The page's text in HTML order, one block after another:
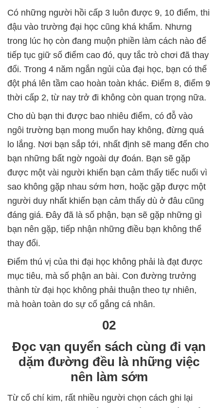
Có những người hồi cấp 3 luôn được 9, 10 điểm, thi
đậu vào trường đại học cũng khá khẩm. Nhưng
trong lúc họ còn đang muộn phiền làm cách nào để
tiếp tục giữ số điểm cao đó, quy tắc trò chơi đã thay
đổi. Trong 4 năm ngắn ngủi của đại học, bạn có thể
đột phá lên tầm cao hoàn toàn khác. Điểm 8, điểm 9
thời cấp 2, từ nay trở đi không còn quan trọng nữa.
Cho dù bạn thi được bao nhiêu điểm, có đỗ vào
ngôi trường bạn mong muốn hay không, đừng quá
lo lắng. Nơi bạn sắp tới, nhất định sẽ mang đến cho
bạn những bất ngờ ngoài dự đoán. Bạn sẽ gặp
được một vài người khiến bạn cảm thấy tiếc nuối vì
sao không gặp nhau sớm hơn, hoặc gặp được một
người duy nhất khiến bạn cảm thấy dù ở đâu cũng
đáng giá. Đây đã là số phận, bạn sẽ gặp những gì
bạn nên gặp, tiếp nhận những điều bạn không thể
thay đổi.
Điểm thú vị của thi đại học không phải là đạt được
mục tiêu, mà số phận an bài. Con đường trưởng
thành từ đại học không phải thuận theo tự nhiên,
mà hoàn toàn do sự cố gắng cá nhân.
02
Đọc vạn quyển sách cùng đi vạn
dặm đường đều là những việc
nên làm sớm
Từ cố chí kim, rất nhiều người chọn cách ghi lại